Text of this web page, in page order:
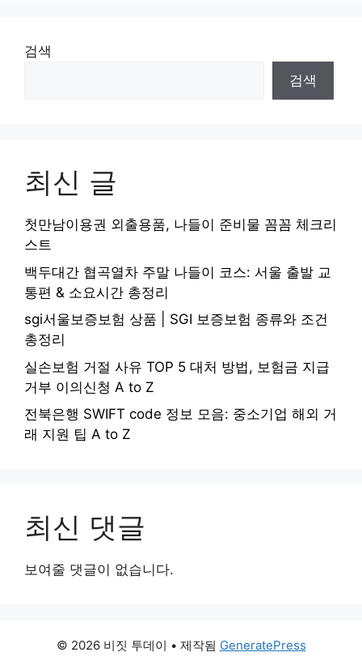
검색
검색
최신 글
첫만남이용권 외출용품, 나들이 준비물 꼼꼼 체크리
스트
백두대간 협곡열차 주말 나들이 코스: 서울 출발 교
통편 & 소요시간 총정리
sgi서울보증보험 상품 | SGI 보증보험 종류와 조건
총정리
실손보험 거절 사유 TOP 5 대처 방법, 보험금 지급
거부 이의신청 A to Z
전북은행 SWIFT code 정보 모음: 중소기업 해외 거
래 지원 팁 A to Z
최신 댓글
보여줄 댓글이 없습니다.
© 2026 비짓 투데이 • 제작됨 GeneratePress